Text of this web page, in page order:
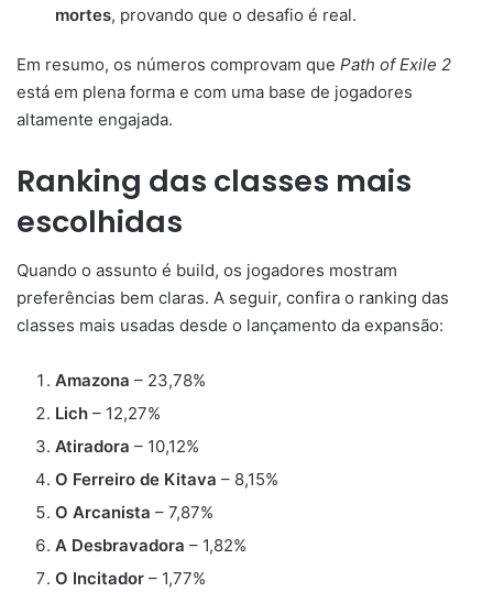
mortes, provando que o desafio é real.
Em resumo, os números comprovam que Path of Exile 2
está em plena forma e com uma base de jogadores
altamente engajada.
Ranking das classes mais
escolhidas
Quando o assunto é build, os jogadores mostram
preferências bem claras. A seguir, confira o ranking das
classes mais usadas desde o lançamento da expansão:
Amazona – 23,78%
Lich – 12,27%
Atiradora – 10,12%
O Ferreiro de Kitava – 8,15%
O Arcanista – 7,87%
A Desbravadora – 1,82%
O Incitador – 1,77%